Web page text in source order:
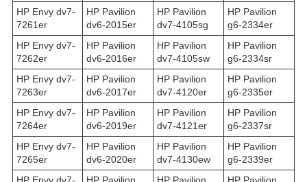
HP Envy dv7-
7261er
HP Pavilion
dv6-2015er
HP Pavilion
dv7-4105sg
HP Pavilion
g6-2334er
HP Envy dv7-
7262er
HP Pavilion
dv6-2016er
HP Pavilion
dv7-4105sw
HP Pavilion
g6-2334sr
HP Envy dv7-
7263er
HP Pavilion
dv6-2017er
HP Pavilion
dv7-4120er
HP Pavilion
g6-2335er
HP Envy dv7-
7264er
HP Pavilion
dv6-2019er
HP Pavilion
dv7-4121er
HP Pavilion
g6-2337sr
HP Envy dv7-
7265er
HP Pavilion
dv6-2020er
HP Pavilion
dv7-4130ew
HP Pavilion
g6-2339er